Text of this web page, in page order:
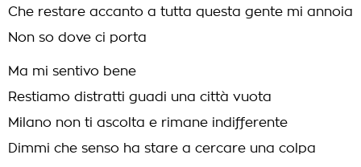
Che restare accanto a tutta questa gente mi annoia
Non so dove ci porta
Ma mi sentivo bene
Restiamo distratti guadi una città vuota
Milano non ti ascolta e rimane indifferente
Dimmi che senso ha stare a cercare una colpa